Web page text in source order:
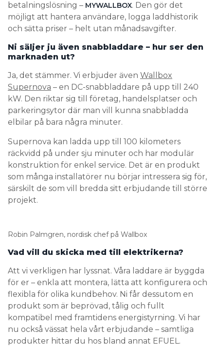
betalningslösning – MYWALLBOX. Den gör det
möjligt att hantera användare, logga laddhistorik
och sätta priser – helt utan månadsavgifter.
Ni säljer ju även snabbladdare – hur ser den
marknaden ut?
Ja, det stämmer. Vi erbjuder även Wallbox
Supernova – en DC-snabbladdare på upp till 240
kW. Den riktar sig till företag, handelsplatser och
parkeringsytor där man vill kunna snabbladda
elbilar på bara några minuter.
Supernova kan ladda upp till 100 kilometers
räckvidd på under sju minuter och har modulär
konstruktion för enkel service. Det är en produkt
som många installatörer nu börjar intressera sig för,
särskilt de som vill bredda sitt erbjudande till större
projekt.
Robin Palmgren, nordisk chef på Wallbox
Vad vill du skicka med till elektrikerna?
Att vi verkligen har lyssnat. Våra laddare är byggda
för er – enkla att montera, lätta att konfigurera och
flexibla för olika kundbehov. Ni får dessutom en
produkt som är beprövad, tålig och fullt
kompatibel med framtidens energistyrning. Vi har
nu också vässat hela vårt erbjudande – samtliga
produkter hittar du hos bland annat EFUEL.